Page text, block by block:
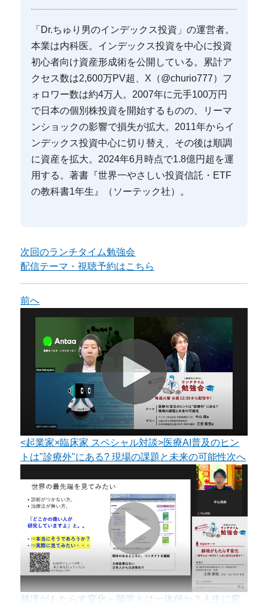
「Dr.ちゅり男のインデックス投資」の運営者。
本業は内科医。インデックス投資を中心に投資
初心者向け資産形成術を公開している。累計ア
クセス数は2,600万PV超、X（@churio777）フ
ォロワー数は約4万人。2007年に元手100万円
で日本の個別株投資を開始するものの、リーマ
ンショックの影響で損失が拡大。2011年からイ
ンデックス投資中心に切り替え、その後は順調
に資産を拡大。2024年6月時点で1.8億円超を運
用する。著書『世界一やさしい投資信託・ETF
の教科書1年生』（ソーテック社）。
次回のランチタイム勉強会
配信テーマ・視聴予約はこちら
前へ
<起業家×臨床家 スペシャル対談>医療AI普及のヒン
トは"診療外"にある? 現場の課題と未来の可能性次へ
越境がもたらす変化～留学とは一体何か？人生に変